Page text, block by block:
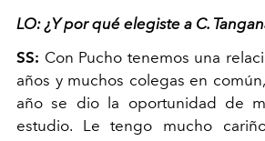
LO: ¿Y por qué elegiste a C.
SS: Con Pucho tenemos una
años y muchos colegas en
año se dio la oportunidad de
estudio. Le tengo mucho